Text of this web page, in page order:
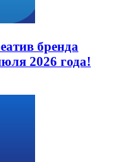
бренда
2026 года!